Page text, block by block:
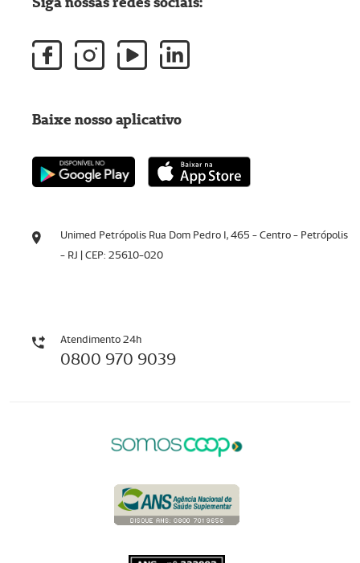
Unimed Petrópolis Rua Dom Pedro I, 465 - Centro - Petrópolis
- RJ | CEP: 25610-020
Atendimento 24h
0800 970 9039
Baixe nosso aplicativo